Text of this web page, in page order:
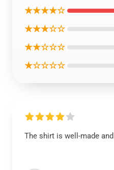
★★★★☆
★★★☆☆
★★☆☆☆
★☆☆☆☆
The shirt is well-made